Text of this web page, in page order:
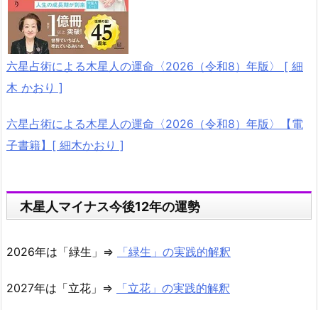
六星占術による木星人の運命〈2026（令和8）年版〉 [ 細
木 かおり ]
六星占術による木星人の運命〈2026（令和8）年版〉【電
子書籍】[ 細木かおり ]
木星人マイナス今後12年の運勢
2026年は「緑生」⇒ 「緑生」の実践的解釈
2027年は「立花」⇒ 「立花」の実践的解釈